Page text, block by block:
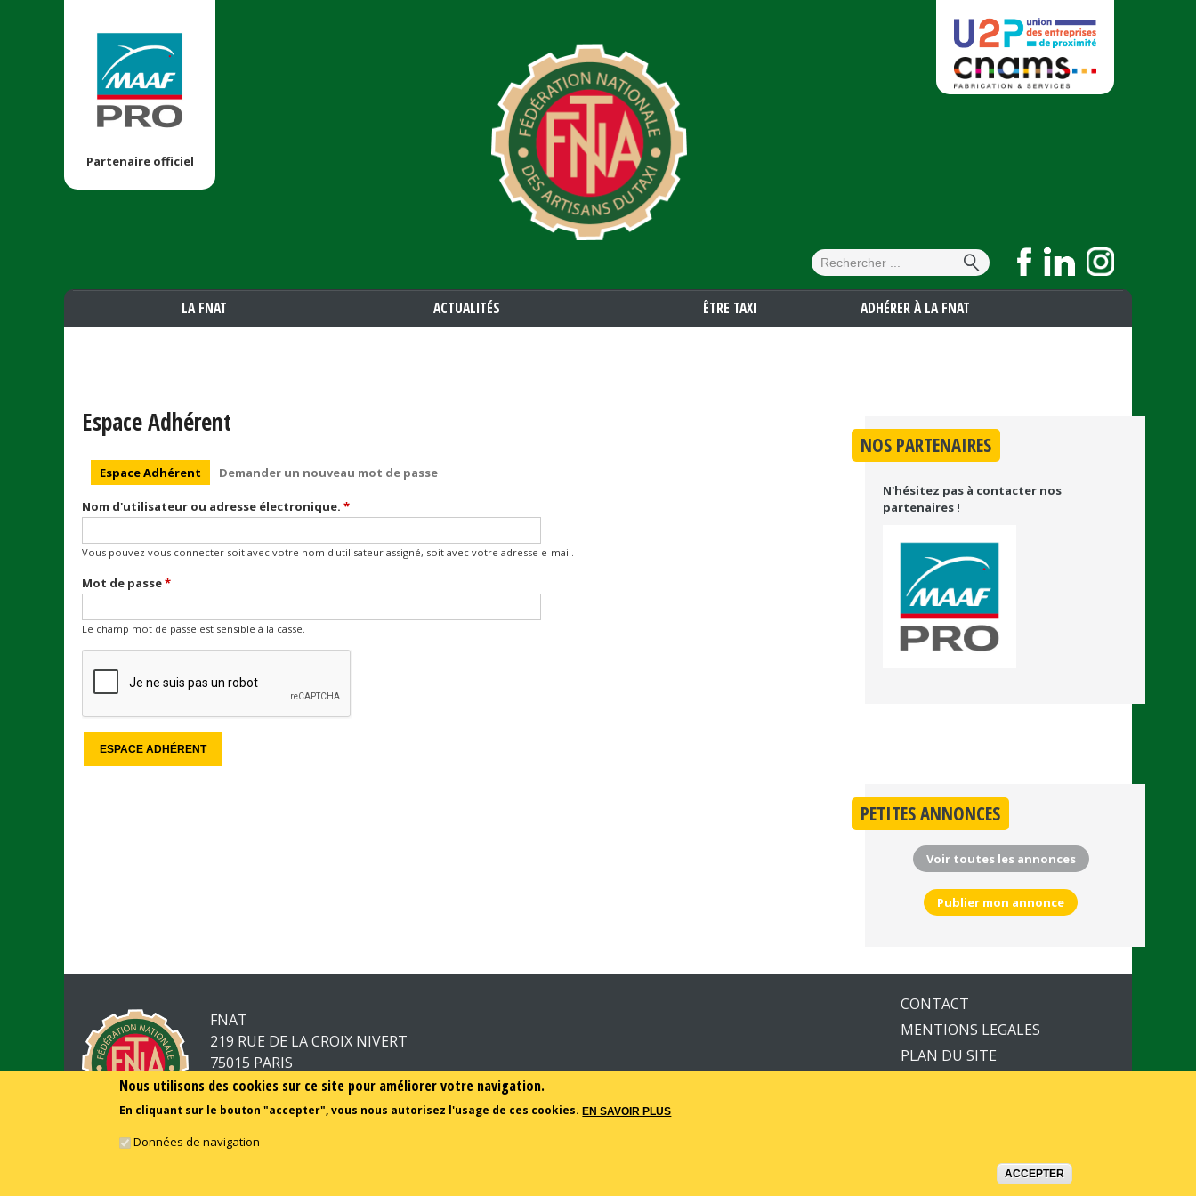
contenu
principal
Partenaire officiel
Formulaire de
recherche
Rechercher
LA FNAT ACTUALITÉS ÊTRE TAXI ADHÉRER À LA FNAT
Espace Adhérent
Onglets principaux
Espace Adhérent (onglet actif)
Demander un nouveau mot de passe
Nom d'utilisateur ou adresse électronique. *
Vous pouvez vous connecter soit avec votre nom d'utilisateur assigné, soit avec votre adresse e-mail.
Mot de passe*
Le champ mot de passe est sensible à la casse.
NOS PARTENAIRES
N'hésitez pas à contacter nos
partenaires !
PETITES ANNONCES
Voir toutes les annonces
Publier mon annonce
FNAT
219 RUE DE LA CROIX NIVERT
75015 PARIS
01.44.52.23.50
CONTACT
MENTIONS LEGALES
PLAN DU SITE
Nous utilisons des cookies sur ce site pour améliorer votre navigation.
En cliquant sur le bouton "accepter", vous nous autorisez l'usage de ces cookies. EN SAVOIR PLUS
Données de navigation
ACCEPTER